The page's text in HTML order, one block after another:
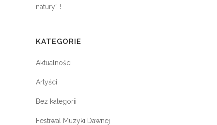
natury” !
KATEGORIE
Aktualności
Artyści
Bez kategorii
Festiwal Muzyki Dawnej